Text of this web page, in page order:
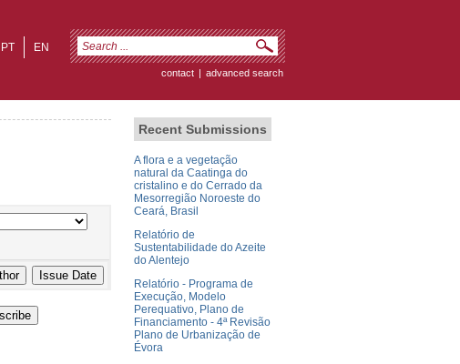
EN
PT
contact | advanced search
Recent Submissions
A flora e a vegetação
natural da Caatinga do
cristalino e do Cerrado da
Mesorregião Noroeste do
Ceará, Brasil
Relatório de
Sustentabilidade do Azeite
do Alentejo
Relatório - Programa de
Execução, Modelo
Perequativo, Plano de
Financiamento - 4ª Revisão
Plano de Urbanização de
Évora